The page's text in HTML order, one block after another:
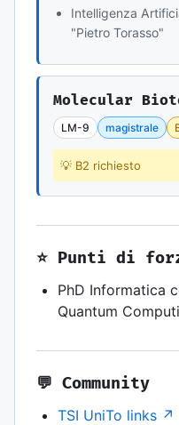
Intelligenza
"Pietro Torasso"
Molecular
LM-9 magistrale
💡 B2 richiesto
⭐ Punti di
PhD Informatica
Quantum
💬 Community
TSI UniTo links ↗